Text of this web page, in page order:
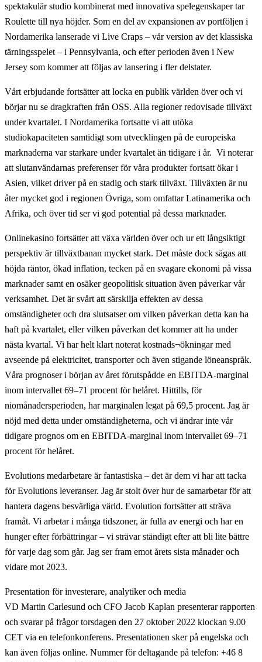
spektakulär studio kombinerat med innovativa spelegenskaper tar
Roulette till nya höjder. Som en del av expansionen av portföljen i
Nordamerika lanserade vi Live Craps – vår version av det klassiska
tärningsspelet – i Pennsylvania, och efter perioden även i New
Jersey som kommer att följas av lansering i fler delstater.
Vårt erbjudande fortsätter att locka en publik världen över och vi
börjar nu se dragkraften från OSS. Alla regioner redovisade tillväxt
under kvartalet. I Nordamerika fortsatte vi att utöka
studiokapaciteten samtidigt som utvecklingen på de europeiska
marknaderna var starkare under kvartalet än tidigare i år. Vi noterar
att slutanvändarnas preferenser för våra produkter fortsatt ökar i
Asien, vilket driver på en stadig och stark tillväxt. Tillväxten är nu
åter mycket god i regionen Övriga, som omfattar Latinamerika och
Afrika, och över tid ser vi god potential på dessa marknader.
Onlinekasino fortsätter att växa världen över och ur ett långsiktigt
perspektiv är tillväxtbanan mycket stark. Det måste dock sägas att
höjda räntor, ökad inflation, tecken på en svagare ekonomi på vissa
marknader samt en osäker geopolitisk situation även påverkar vår
verksamhet. Det är svårt att särskilja effekten av dessa
omständigheter och dra slutsatser om vilken påverkan detta kan ha
haft på kvartalet, eller vilken påverkan det kommer att ha under
nästa kvartal. Vi har helt klart noterat kostnads¬ökningar med
avseende på elektricitet, transporter och även stigande löneanspråk.
Våra prognoser i början av året förutspådde en EBITDA-marginal
inom intervallet 69–71 procent för helåret. Hittills, för
niomånadersperioden, har marginalen legat på 69,5 procent. Jag är
nöjd med detta under omständigheterna, och vi ändrar inte vår
tidigare prognos om en EBITDA-marginal inom intervallet 69–71
procent för helåret.
Evolutions medarbetare är fantastiska – det är dem vi har att tacka
för Evolutions leveranser. Jag är stolt över hur de samarbetar för att
hantera dagens besvärliga värld. Evolution fortsätter att sträva
framåt. Vi arbetar i många tidszoner, är fulla av energi och har en
hunger efter förbättringar – vi strävar ständigt efter att bli lite bättre
för varje dag som går. Jag ser fram emot årets sista månader och
vidare mot 2023.
Presentation för investerare, analytiker och media
VD Martin Carlesund och CFO Jacob Kaplan presenterar rapporten
och svarar på frågor torsdagen den 27 oktober 2022 klockan 9.00
CET via en telefonkonferens. Presentationen sker på engelska och
kan även följas online. Nummer för deltagande på telefon: +46 8